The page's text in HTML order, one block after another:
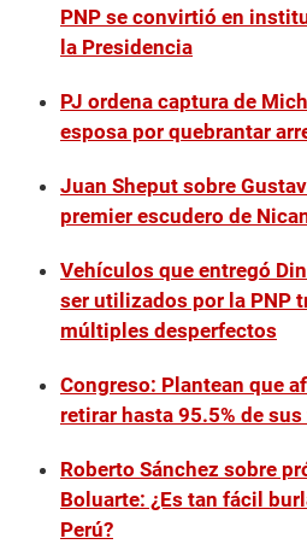
PNP se convirtió en
la Presidencia
PJ ordena captura de
esposa por quebrantar
Juan Sheput sobre
premier escudero de
Vehículos que entregó
ser utilizados por la PNP
múltiples desperfectos
Congreso: Plantean que
retirar hasta 95.5% de
Roberto Sánchez sobre
Boluarte: ¿Es tan fácil
Perú?